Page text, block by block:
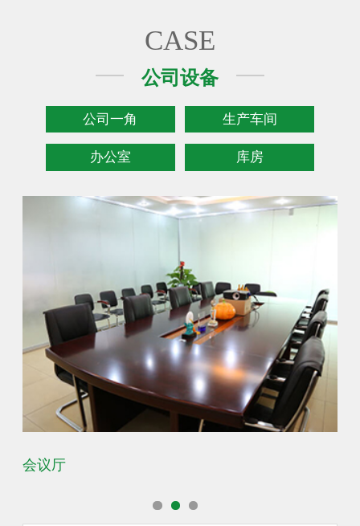
CASE
公司设备
公司一角 生产车间
办公室 库房
会议厅